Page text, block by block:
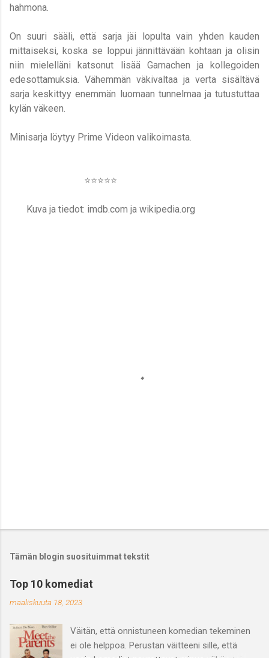
hahmona.
On suuri sääli, että sarja jäi lopulta vain yhden kauden
mittaiseksi, koska se loppui jännittävään kohtaan ja olisin
niin mielelläni katsonut lisää Gamachen ja kollegoiden
edesottamuksia. Vähemmän väkivaltaa ja verta sisältävä
sarja keskittyy enemmän luomaan tunnelmaa ja tutustuttaa
kylän väkeen.
Minisarja löytyy Prime Videon valikoimasta.
⭐️⭐️⭐️⭐️⭐️
Kuva ja tiedot: imdb.com ja wikipedia.org
Tämän blogin suosituimmat tekstit
Top 10 komediat
maaliskuuta 18, 2023
Väitän, että onnistuneen komedian tekeminen
ei ole helppoa. Perustan väitteeni sille, että